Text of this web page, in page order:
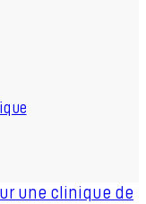
une clinique de